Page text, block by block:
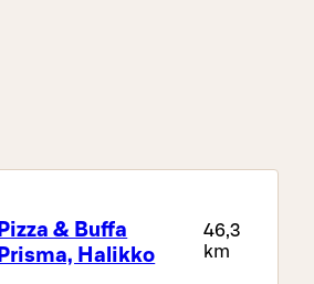
Pizza & Buffa
Prisma, Halikko
46,3
km